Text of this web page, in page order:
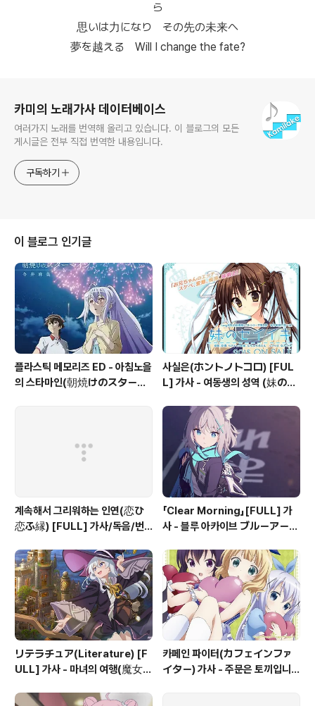
ら
思いは力になり その先の未来へ
夢を越える Will I change the fate?
카미의 노래가사 데이터베이스
여러가지 노래를 번역해 올리고 있습니다. 이 블로그의 모든
게시글은 전부 직접 번역한 내용입니다.
구독하기
이 블로그 인기글
플라스틱 메모리즈 ED - 아침노을
의 스타마인(朝焼けのスターマ
사실은(ホントノトコロ) [FUL
L] 가사 - 여동생의 성역 (妹のセ
계속해서 그리워하는 인연(恋ひ
恋ふ縁) [FULL] 가사/독음/번
「Clear Morning」[FULL] 가
사 - 블루 아카이브 ブルーアーカ
リテラチュア(Literature) [F
ULL] 가사 - 마녀의 여행(魔女の
카페인 파이터(カフェインファ
イター) 가사 - 주문은 토끼입니까